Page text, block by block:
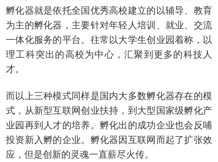
孵化器就是依托全国优秀高校建立的以辅导、教育
为主的孵化器，主要针对年轻人培训、就业、交流
一体化服务的平台。往常以大学生创业园着称，以
理工科突出的高校为中心，汇聚到更多的科技人
才。
而以上三种模式同样是国内大多数孵化器存在的模
式，从新型互联网创业扶持，到大型国家级孵化产
业园再到人才的培养。孵化出的成功企业也会反哺
投资新入孵的企业。孵化器因互联网而起了扩张效
应，但是创新的灵魂一直薪尽火传。